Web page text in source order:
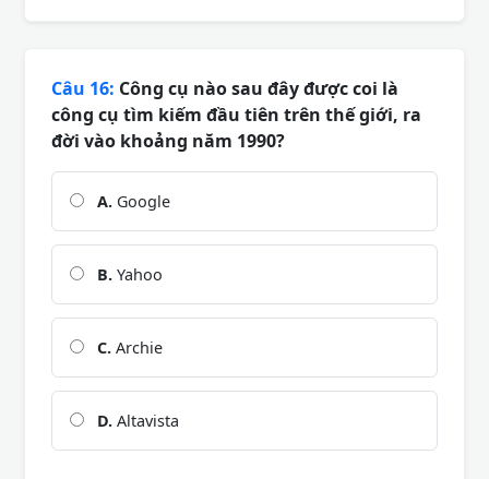
Câu 16: Công cụ nào sau đây được coi là
công cụ tìm kiếm đầu tiên trên thế giới, ra
đời vào khoảng năm 1990?
A. Google
B. Yahoo
C. Archie
D. Altavista